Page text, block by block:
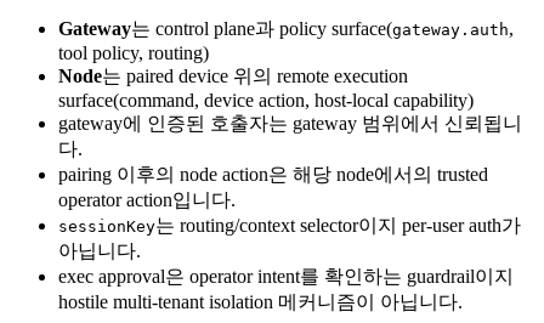
Gateway는 control plane과 policy surface(gateway.auth,
tool policy, routing)
Node는 paired device 위의 remote execution
surface(command, device action, host-local capability)
gateway에 인증된 호출자는 gateway 범위에서 신뢰됩니
다.
pairing 이후의 node action은 해당 node에서의 trusted
operator action입니다.
sessionKey는 routing/context selector이지 per-user auth가
아닙니다.
exec approval은 operator intent를 확인하는 guardrail이지
hostile multi-tenant isolation 메커니즘이 아닙니다.